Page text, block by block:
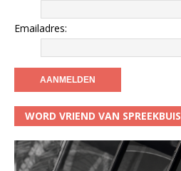
Emailadres:
WORD VRIEND VAN SPREEKBUIS